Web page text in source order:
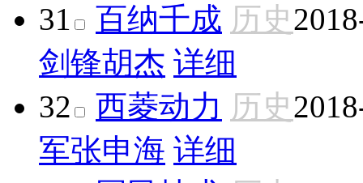
31
百纳千成 历史
剑锋胡杰 详细
32
西菱动力 历史
军张申海 详细